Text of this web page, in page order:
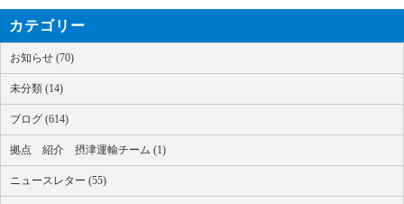
カテゴリー
お知らせ (70)
未分類 (14)
ブログ (614)
拠点 紹介 摂津運輸チーム (1)
ニュースレター (55)